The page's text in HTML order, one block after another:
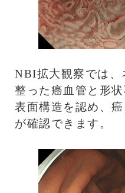
NBI拡大観察では、
整った癌血管と形
表面構造を認め、
が確認できます。